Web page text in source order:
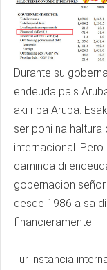
Durante su
endeuda pais
aki riba Aruba.
ser poni na
internacional.
caminda di
gobernacion
desde 1986 a sa
financieramente.
Tur instancia